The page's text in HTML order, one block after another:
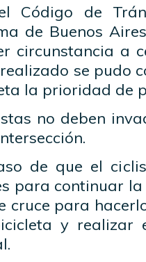
Código de
de Buenos
circunstancia a
se pudo
la prioridad de
no deben
de que el
para continuar
cruce para
y realizar